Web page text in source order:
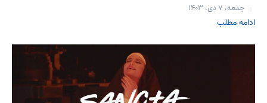
جمعه، ۷ دی، ۱۴۰۳
ادامه مطلب